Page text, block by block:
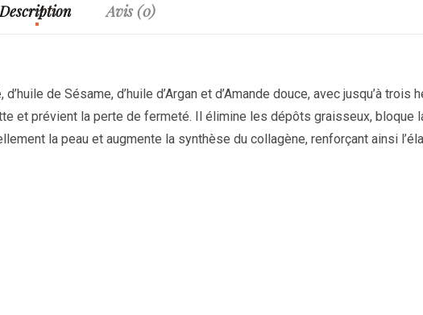
Description Avis (0)
de Sésame, d’huile d’Argan et d’Amande douce, avec jusqu’à trois
et prévient la perte de fermeté. Il élimine les dépôts graisseux, bloque
la peau et augmente la synthèse du collagène, renforçant ainsi